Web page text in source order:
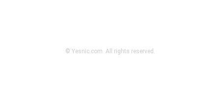
© Yesnic.com. All rights reserved.